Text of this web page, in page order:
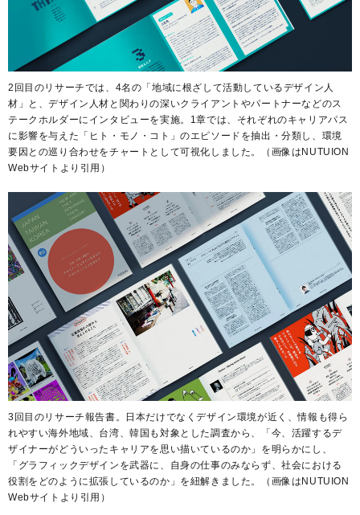
2回目のリサーチでは、4名の「地域に根ざして活動しているデザイン人
材」と、デザイン人材と関わりの深いクライアントやパートナーなどのス
テークホルダーにインタビューを実施。1章では、それぞれのキャリアパス
に影響を与えた「ヒト・モノ・コト」のエピソードを抽出・分類し、環境
要因との巡り合わせをチャートとして可視化しました。（画像はNUTUION
Webサイトより引用）
3回目のリサーチ報告書。日本だけでなくデザイン環境が近く、情報も得ら
れやすい海外地域、台湾、韓国も対象とした調査から、「今、活躍するデ
ザイナーがどういったキャリアを思い描いているのか」を明らかにし、
「グラフィックデザインを武器に、自身の仕事のみならず、社会における
役割をどのように拡張しているのか」を紐解きました。（画像はNUTUION
Webサイトより引用）